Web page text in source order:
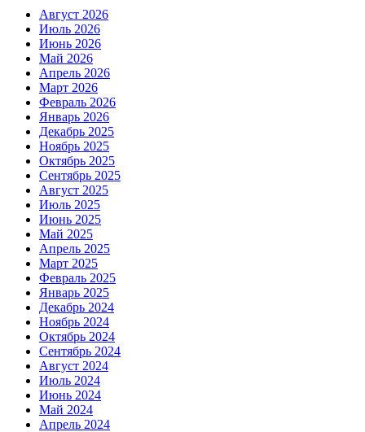
Август 2026
Июль 2026
Июнь 2026
Май 2026
Апрель 2026
Март 2026
Февраль 2026
Январь 2026
Декабрь 2025
Ноябрь 2025
Октябрь 2025
Сентябрь 2025
Август 2025
Июль 2025
Июнь 2025
Май 2025
Апрель 2025
Март 2025
Февраль 2025
Январь 2025
Декабрь 2024
Ноябрь 2024
Октябрь 2024
Сентябрь 2024
Август 2024
Июль 2024
Июнь 2024
Май 2024
Апрель 2024